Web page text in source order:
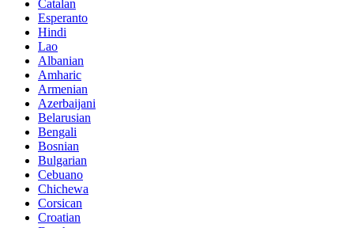
Catalan
Esperanto
Hindi
Lao
Albanian
Amharic
Armenian
Azerbaijani
Belarusian
Bengali
Bosnian
Bulgarian
Cebuano
Chichewa
Corsican
Croatian